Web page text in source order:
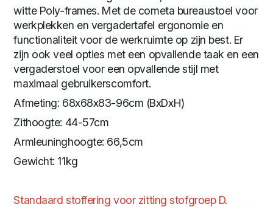
witte Poly-frames. Met de cometa bureaustoel voor
werkplekken en vergadertafel ergonomie en
functionaliteit voor de werkruimte op zijn best. Er
zijn ook veel opties met een opvallende taak en een
vergaderstoel voor een opvallende stijl met
maximaal gebruikerscomfort.
Afmeting: 68x68x83-96cm (BxDxH)
Zithoogte: 44-57cm
Armleuninghoogte: 66,5cm
Gewicht: 11kg
Standaard stoffering voor zitting stofgroep D.